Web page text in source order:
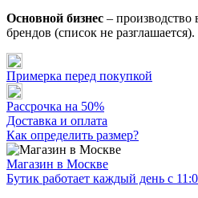
Основной бизнес –
брендов (список не разглашается).
Примерка перед покупкой
Рассрочка на 50%
Доставка и оплата
Как определить размер?
Магазин в Москве
Бутик работает каждый день с